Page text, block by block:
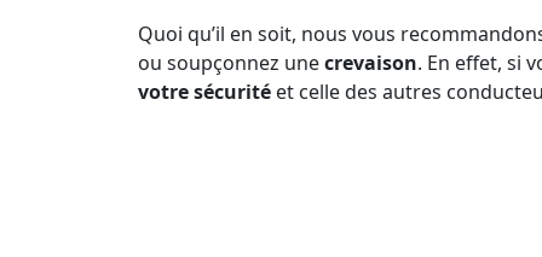
Quoi qu’il en soit, nous vous
ou soupçonnez unecrevaison. En effet, si
votre sécurité et celle des autres